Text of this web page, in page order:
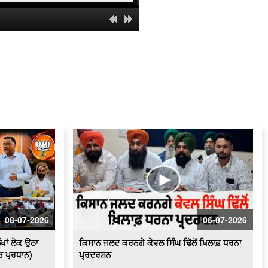
ਦਾ ਇਕ ਹਿੱਸਾ ਢਾਹਿਆ ਜਾਣਾ ਬੇਹੱਦ ਨਿੰਦਣਯੋਗ
- ਵਿਜੇ ਸਾਂਪਲਾ
ਪਾਵਰਕਾਮ ਦਫ਼ਤਰ ਦਾ ਘਿਰਾਓSaved as
ਨਗਰ ਨਿਗਮ ਚੋਣਾਂ : ਸ਼੍ਰੋਮਣੀ ਅਕਾਲੀ ਦਲ
ਬਾਦਲ ਦੇ ਉਮੀਦਵਾਰਾਂ ਵਲੋਂ ਨਾਮਜ਼ਦਗੀਆਂ ਦੀ
ਪ੍ਰਕਿਰਿਆ ਜਾਰੀ
ਸ਼ਰਾਰਤੀ ਅਨਸਰਾਂ ਨੇ ਸਰਪੰਚ ਦੇ 21 ਖੇਤਾਂ ਦੀ
ਪਨੀਰੀ ਕੀਤੀ ਤਬਾਹ
ਪੰਜ ਤੱਤਾ ਚ ਵਿਲੀਨ ਹੋਇਆ ਗੋਪੀ ਨਿੱਝਰ, ਪਿਤਾ
ਵੋਟਰ ਸੂਚੀਆਂ 'ਚ ਗੜਬੜੀਆਂ ਨੂੰ ਲੈ ਕੇ ਤੀਕਸ਼ਨ
08-07-2026
ਲੋਕ ਉਠਾ
ਪ੍ਰਧਾਨ)
06-07-2026
ਕਿਸਾਨ ਜਲਦ ਕਰਨਗੇ ਕੇਵਲ ਸਿੰਘ ਢਿੱਲੋਂ ਖ਼ਿਲਾਫ਼ ਧਰਨਾ
ਪ੍ਰਦਰਸ਼ਨ